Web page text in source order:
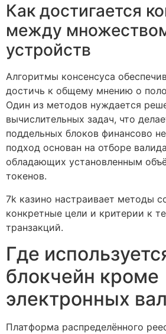
Как достигается
между
устройств
Алгоритмы консенсуса
достичь к общему мнению о
Один из методов нуждается
вычислительных задач, что
поддельных блоков финансово
подход основан на отборе
обладающих установленным
токенов.
7k казино настраивает методы
конкретные цели и критерии к
транзакций.
Где
блокчейн кроме
электронных
Платформа распределённого